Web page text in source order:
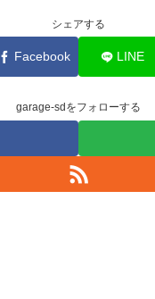
シェアする
Facebook LINE
garage-sdをフォローする